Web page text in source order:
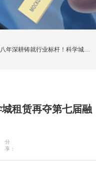
八年深耕铸就行业标杆！科学城租赁再夺第七届融资租赁总经理论坛重磅大奖
租赁再夺第七届融
分
享：